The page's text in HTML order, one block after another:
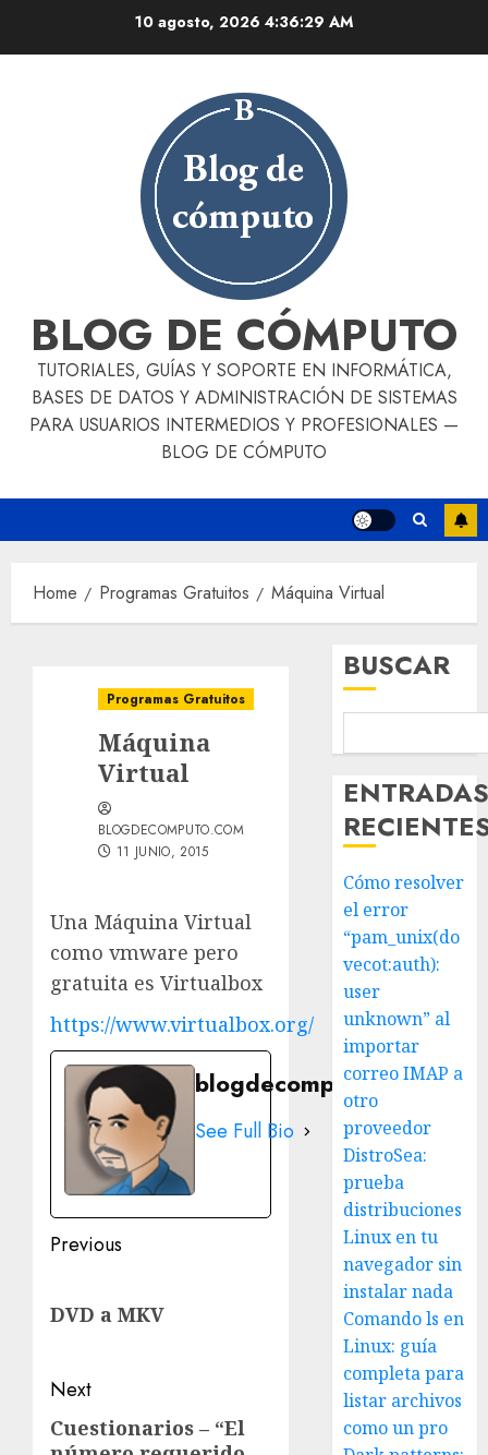
10 agosto, 2026 4:36:30 AM
BLOG DE CÓMPUTO
TUTORIALES, GUÍAS Y SOPORTE EN INFORMÁTICA,
BASES DE DATOS Y ADMINISTRACIÓN DE SISTEMAS
PARA USUARIOS INTERMEDIOS Y PROFESIONALES —
BLOG DE CÓMPUTO
Home Programas Gratuitos Máquina Virtual
Programas Gratuitos
Máquina
Virtual
BLOGDECOMPUTO.COM
11 JUNIO, 2015
Una Máquina Virtual
como vmware pero
gratuita es Virtualbox
https://www.virtualbox.org/
blogdecomputo.com
See Full Bio
Post
Previous
post:
DVD a MKV
Next
Next
Cuestionarios – “El
BUSCAR
Cómo resolver
el error
“pam_unix(do
vecot:auth):
user
unknown” al
importar
correo IMAP a
otro
proveedor
DistroSea:
prueba
distribuciones
Linux en tu
navegador sin
instalar nada
Comando ls en
Linux: guía
completa para
listar archivos
como un pro